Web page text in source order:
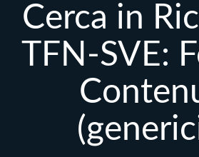
Cerca in
TFN-SVE: